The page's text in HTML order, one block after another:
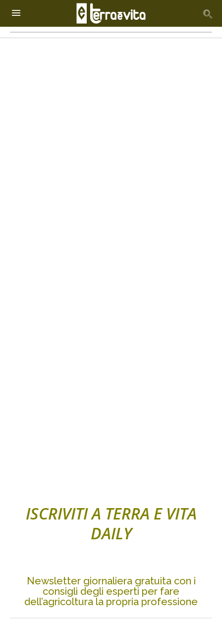
ISCRIVITI A TERRA E VITA
DAILY
Newsletter giornaliera gratuita con i
consigli degli esperti per fare
dell’agricoltura la propria professione